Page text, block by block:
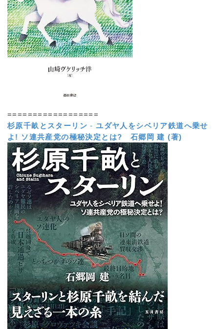
==================
杉原千畝とスターリン -ユダヤ人をシベリア鉄道へ乗せ
よ! ソ連共産党の極秘決定とは?
石郷岡 建 (著)